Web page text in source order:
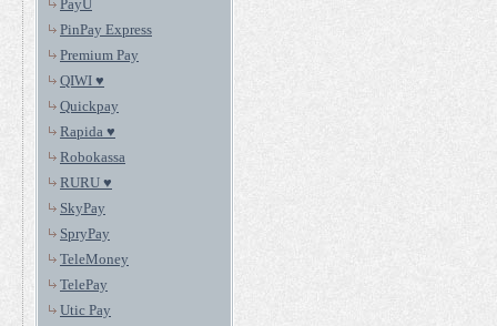
PayU
PinPay Express
Premium Pay
QIWI ♥
Quickpay
Rapida ♥
Robokassa
RURU ♥
SkyPay
SpryPay
TeleMoney
TelePay
Utic Pay